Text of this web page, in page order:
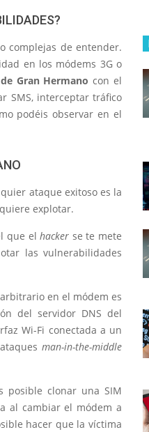
complejas de entender.
en los módems 3G o
Gran Hermano con el
SMS, interceptar tráfico
podéis observar en el
ataque exitoso es la
explotar.
que elhacker se te mete
las vulnerabilidades
en el módem es
del servidor DNS del
Wi-Fi conectada a un
man-in-the-middle
posible clonar una SIM
al cambiar el módem a
hacer que la víctima